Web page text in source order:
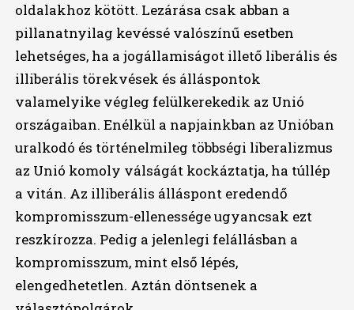
oldalakhoz kötött. Lezárása csak abban a
pillanatnyilag kevéssé valószínű esetben
lehetséges, ha a jogállamiságot illető liberális és
illiberális törekvések és álláspontok
valamelyike végleg felülkerekedik az Unió
országaiban. Enélkül a napjainkban az Unióban
uralkodó és történelmileg többségi liberalizmus
az Unió komoly válságát kockáztatja, ha túllép
a vitán. Az illiberális álláspont eredendő
kompromisszum-ellenessége ugyancsak ezt
reszkírozza. Pedig a jelenlegi felállásban a
kompromisszum, mint első lépés,
elengedhetetlen. Aztán döntsenek a